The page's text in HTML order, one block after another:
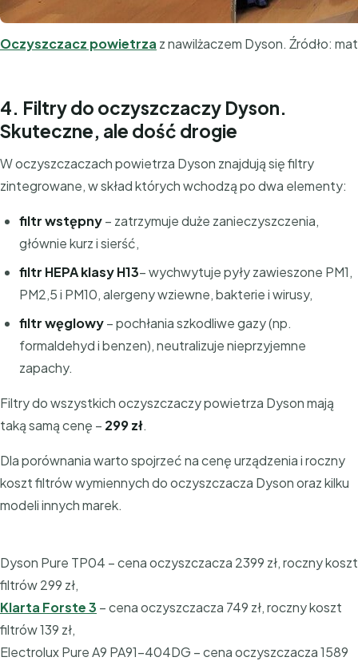
Oczyszczacz powietrza z nawilżaczem Dyson. Źródło:
4. Filtry do oczyszczaczy Dyson.
Skuteczne, ale dość drogie
W oczyszczaczach powietrza Dyson znajdują się filtry
zintegrowane, w skład których wchodzą po dwa elementy:
filtr wstępny– zatrzymuje duże zanieczyszczenia,
głównie kurz i sierść,
filtr HEPA klasy H13– wychwytuje pyły zawieszone PM1,
PM2,5 i PM10, alergeny wziewne, bakterie i wirusy,
filtr węglowy– pochłania szkodliwe gazy (np.
formaldehyd i benzen), neutralizuje nieprzyjemne
zapachy.
Filtry do wszystkich oczyszczaczy powietrza Dyson mają
taką samą cenę – 299 zł.
Dla porównania warto spojrzeć na cenę urządzenia i roczny
koszt filtrów wymiennych do oczyszczacza Dyson oraz kilku
modeli innych marek.
Dyson Pure TP04 – cena oczyszczacza 2399 zł, roczny koszt
filtrów 299 zł,
Klarta Forste 3 – cena oczyszczacza 749 zł, roczny koszt
filtrów 139 zł,
Electrolux Pure A9 PA91-404DG – cena oczyszczacza 1589